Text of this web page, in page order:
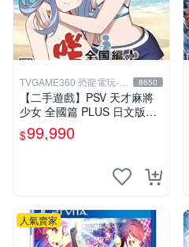
TVGAME360 恐龍電玩-台
中店
8650
【二手遊戲】PSV 天才麻將
少女 全國篇 PLUS 日文版
【台中恐龍電玩】
$99,990
人氣賣家